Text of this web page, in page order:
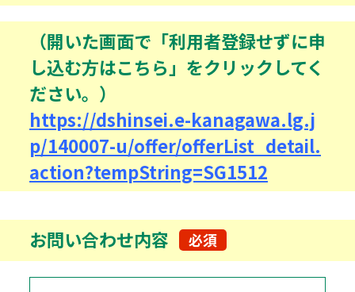
（開いた画面で「利用者登録せずに申
し込む方はこちら」をクリックしてく
ださい。）
https://dshinsei.e-kanagawa.lg.j
p/140007-u/offer/offerList_detail.
action?tempString=SG1512
お問い合わせ内容 必須